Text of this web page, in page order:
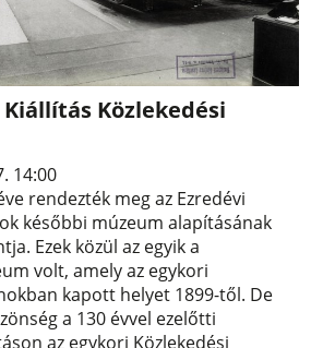
Kiállítás Közlekedési
14:00
rendezték meg az Ezredévi
későbbi múzeum alapításának
Ezek közül az egyik a
volt, amely az egykori
kapott helyet 1899-től. De
a 130 évvel ezelőtti
az egykori Közlekedési